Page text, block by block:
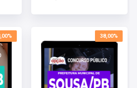
data informada no site.
38,00%